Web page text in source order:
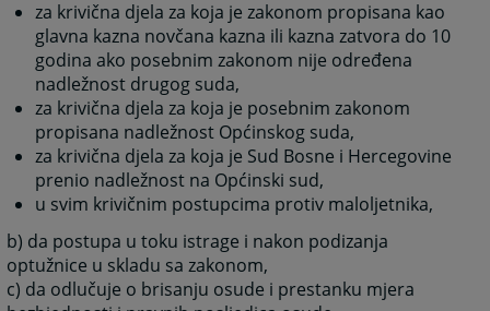
za krivična djela za koja je zakonom propisana kao
glavna kazna novčana kazna ili kazna zatvora do 10
godina ako posebnim zakonom nije određena
nadležnost drugog suda,
za krivična djela za koja je posebnim zakonom
propisana nadležnost Općinskog suda,
za krivična djela za koja je Sud Bosne i Hercegovine
prenio nadležnost na Općinski sud,
u svim krivičnim postupcima protiv maloljetnika,
b) da postupa u toku istrage i nakon podizanja
optužnice u skladu sa zakonom,
c) da odlučuje o brisanju osude i prestanku mjera